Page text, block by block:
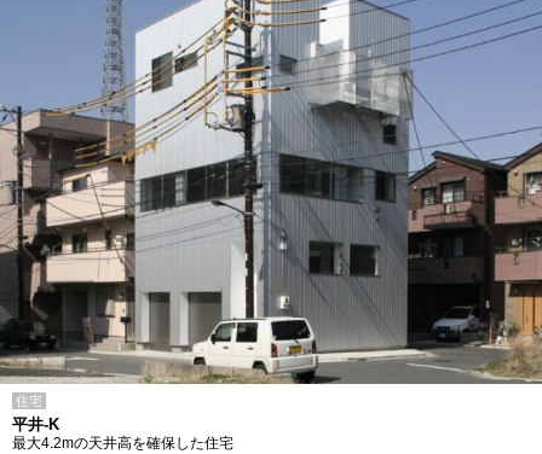
住宅
平井-K
最大4.2mの天井高を確保した住宅